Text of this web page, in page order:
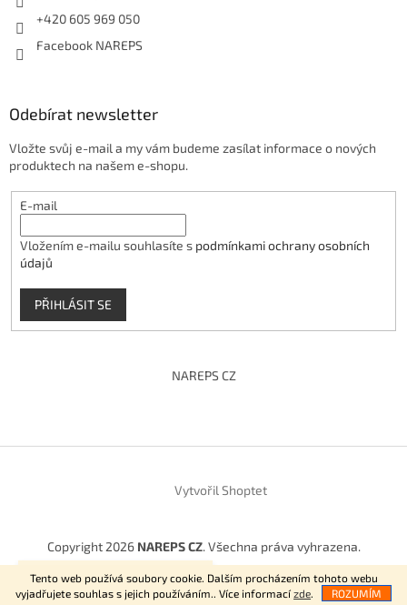
Tento web používá soubory cookie. Dalším procházením tohoto webu
vyjadřujete souhlas s jejich používáním.. Více informacízde. ROZUMÍM
Vítejte na našem E-shopu.
+420 605 969 050
Facebook NAREPS
Odebírat newsletter
Vložte svůj e-mail a my vám budeme zasílat informace o nových
produktech na našem e-shopu.
E-mail
Vložením e-mailu souhlasíte s podmínkami ochrany osobních
údajů
PŘIHLÁSIT SE
NAREPS CZ
Vytvořil Shoptet
Copyright 2026 NAREPS CZ. Všechna práva vyhrazena.
NajduZboží.cz